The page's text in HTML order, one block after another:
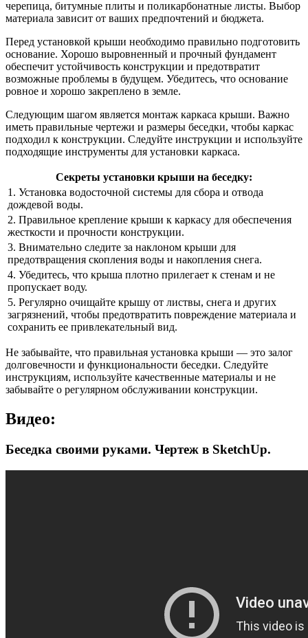
черепица, битумные плиты и поликарбонатные листы. Выбор
материала зависит от ваших предпочтений и бюджета.
Перед установкой крыши необходимо правильно подготовить
основание. Хорошо выровненный и прочный фундамент
обеспечит устойчивость конструкции и предотвратит
возможные проблемы в будущем. Убедитесь, что основание
ровное и хорошо закреплено в земле.
Следующим шагом является монтаж каркаса крыши. Важно
иметь правильные чертежи и размеры беседки, чтобы каркас
подходил к конструкции. Следуйте инструкции и используйте
подходящие инструменты для установки каркаса.
Секреты установки крыши на беседку:
1. Установка водосточной системы для сбора и отвода
дождевой воды.
2. Правильное крепление крыши к каркасу для обеспечения
жесткости и прочности конструкции.
3. Внимательно следите за наклоном крыши для
предотвращения скопления воды и накопления снега.
4. Убедитесь, что крыша плотно прилегает к стенам и не
пропускает воду.
5. Регулярно очищайте крышу от листвы, снега и других
загрязнений, чтобы предотвратить повреждение материала и
сохранить ее привлекательный вид.
Не забывайте, что правильная установка крыши — это залог
долговечности и функциональности беседки. Следуйте
инструкциям, используйте качественные материалы и не
забывайте о регулярном обслуживании конструкции.
Видео:
Беседка своими руками. Чертеж в SketchUp.